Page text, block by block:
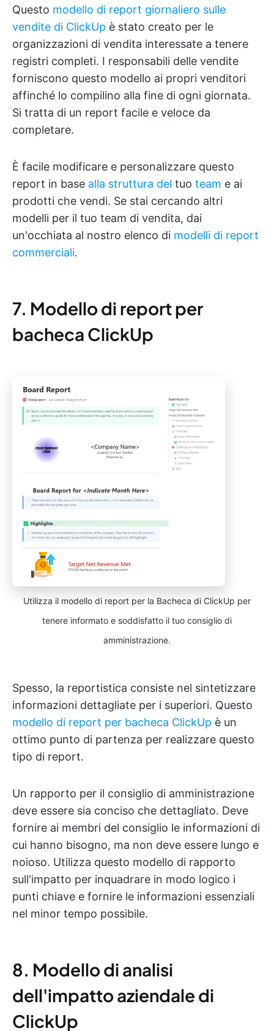
Questo modello di report giornaliero sulle
vendite di ClickUp è stato creato per le
organizzazioni di vendita interessate a tenere
registri completi. I responsabili delle vendite
forniscono questo modello ai propri venditori
affinché lo compilino alla fine di ogni giornata.
Si tratta di un report facile e veloce da
completare.
È facile modificare e personalizzare questo
report in base alla struttura del tuo team e ai
prodotti che vendi. Se stai cercando altri
modelli per il tuo team di vendita, dai
un'occhiata al nostro elenco di modelli di report
commerciali.
7. Modello di report per
bacheca ClickUp
Utilizza il modello di report per la Bacheca di ClickUp per
tenere informato e soddisfatto il tuo consiglio di
amministrazione.
Spesso, la reportistica consiste nel sintetizzare
informazioni dettagliate per i superiori. Questo
modello di report per bacheca ClickUp è un
ottimo punto di partenza per realizzare questo
tipo di report.
Un rapporto per il consiglio di amministrazione
deve essere sia conciso che dettagliato. Deve
fornire ai membri del consiglio le informazioni di
cui hanno bisogno, ma non deve essere lungo e
noioso. Utilizza questo modello di rapporto
sull'impatto per inquadrare in modo logico i
punti chiave e fornire le informazioni essenziali
nel minor tempo possibile.
8. Modello di analisi
dell'impatto aziendale di
ClickUp